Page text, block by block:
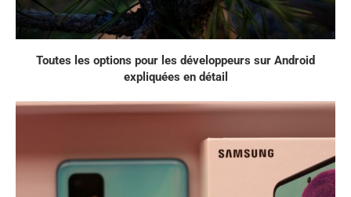
Toutes les options pour les développeurs sur Android
expliquées en détail